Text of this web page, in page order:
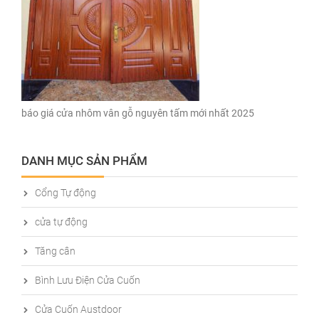
báo giá cửa nhôm vân gỗ nguyên tấm mới nhất 2025
DANH MỤC SẢN PHẨM
Cổng Tự động
cửa tự động
Tăng cân
Bình Lưu Điện Cửa Cuốn
Cửa Cuốn Austdoor